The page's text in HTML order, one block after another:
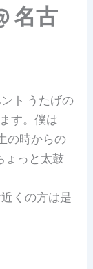
名古
ト うたげの
す。僕は
の時からの
ょっと太鼓
くの方は是